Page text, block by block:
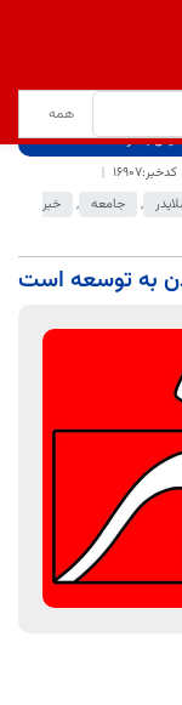
به توسعه است
کدخبر:16907
, جامعه ,
خبر
به توسعه است